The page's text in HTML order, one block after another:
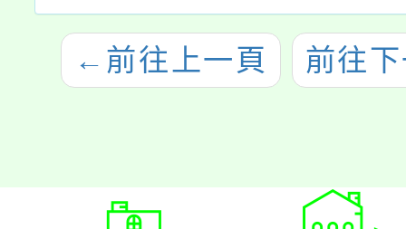
← 前往上一頁 前往